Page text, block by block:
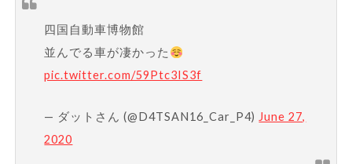
四国自動車博物館
並んでる車が凄かった
pic.twitter.com/59Ptc3IS3f
— ダットさん (@D4TSAN16_Car_P4) June 27,
2020